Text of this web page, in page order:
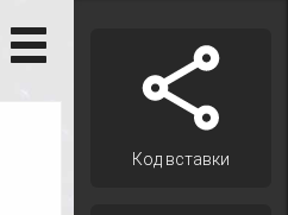
Код вставки